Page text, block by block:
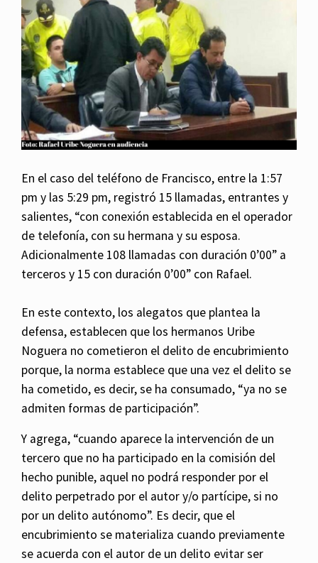
En el caso del teléfono de Francisco, entre la 1:57
pm y las 5:29 pm, registró 15 llamadas, entrantes y
salientes, “con conexión establecida en el operador
de telefonía, con su hermana y su esposa.
Adicionalmente 108 llamadas con duración 0’00” a
terceros y 15 con duración 0’00” con Rafael.
En este contexto, los alegatos que plantea la
defensa, establecen que los hermanos Uribe
Noguera no cometieron el delito de encubrimiento
porque, la norma establece que una vez el delito se
ha cometido, es decir, se ha consumado, “ya no se
admiten formas de participación”.
Y agrega, “cuando aparece la intervención de un
tercero que no ha participado en la comisión del
hecho punible, aquel no podrá responder por el
delito perpetrado por el autor y/o partícipe, si no
por un delito autónomo”. Es decir, que el
encubrimiento se materializa cuando previamente
se acuerda con el autor de un delito evitar ser